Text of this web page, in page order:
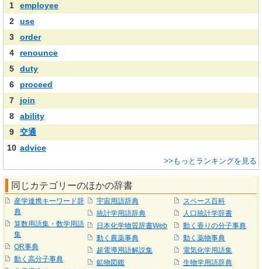
1
employee
2
use
3
order
4
renounce
5
duty
6
proceed
7
join
8
ability
9
交通
10 advice
>>もっとランキングを見る
同じカテゴリーのほかの辞書
産学連携キーワード辞
典
算数用語集・数学用語
集
OR事典
動く高分子事典
宇宙用語辞典
統計学用語辞典
日本化学物質辞書Web
動く農薬事典
超電導用語解説集
鉱物図鑑
スペース百科
人口統計学辞書
動く香りの分子事典
動く薬物事典
電気化学用語集
生物学用語辞典